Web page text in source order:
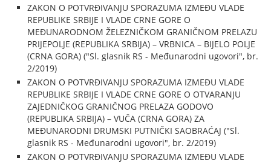
ZAKON O POTVRĐIVANJU SPORAZUMA IZMEĐU VLADE
REPUBLIKE SRBIJE I VLADE CRNE GORE O
MEĐUNARODNOM ŽELEZNIČKOM GRANIČNOM PRELAZU
PRIJEPOLJE (REPUBLIKA SRBIJA) – VRBNICA – BIJELO POLJE
(CRNA GORA) ("Sl. glasnik RS - Međunarodni ugovori", br.
2/2019)
ZAKON O POTVRĐIVANJU SPORAZUMA IZMEĐU VLADE
REPUBLIKE SRBIJE I VLADE CRNE GORE O OTVARANJU
ZAJEDNIČKOG GRANIČNOG PRELAZA GODOVO
(REPUBLIKA SRBIJA) – VUČA (CRNA GORA) ZA
MEĐUNARODNI DRUMSKI PUTNIČKI SAOBRAĆAJ ("Sl.
glasnik RS - Međunarodni ugovori", br. 2/2019)
ZAKON O POTVRĐIVANJU SPORAZUMA IZMEĐU VLADE